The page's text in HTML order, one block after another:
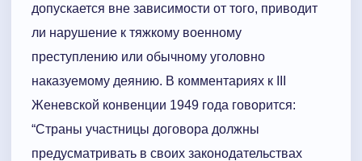
допускается вне зависимости от того, приводит
ли нарушение к тяжкому военному
преступлению или обычному уголовно
наказуемому деянию. В комментариях к III
Женевской конвенции 1949 года говорится:
“Страны участницы договора должны
предусматривать в своих законодательствах